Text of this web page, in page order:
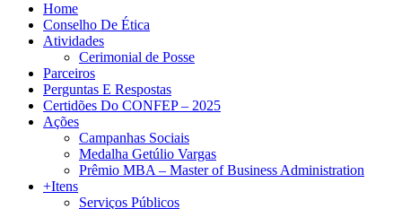
Home
Conselho De Ética
Atividades
Cerimonial de Posse
Parceiros
Perguntas E Respostas
Certidões Do CONFEP – 2025
Ações
Campanhas Sociais
Medalha Getúlio Vargas
Prêmio MBA – Master of Business Administration
+Itens
Serviços Públicos